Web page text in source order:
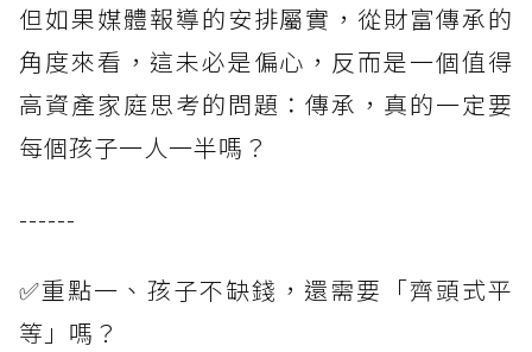
但如果媒體報導的安排屬實，從財富傳承的
角度來看，這未必是偏心，反而是一個值得
高資產家庭思考的問題：傳承，真的一定要
每個孩子一人一半嗎？
------
✅重點一、孩子不缺錢，還需要「齊頭式平
等」嗎？